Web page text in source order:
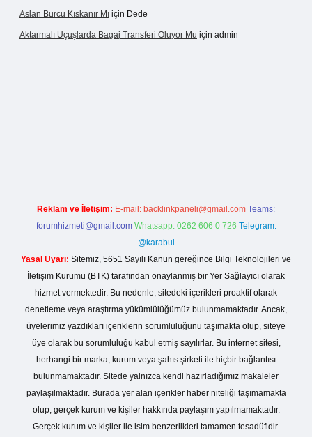
Aslan Burcu Kıskanır Mı için Dede
Aktarmalı Uçuşlarda Bagaj Transferi Oluyor Mu için admin
Reklam ve İletişim: E-mail: backlinkpaneli@gmail.com Teams:
forumhizmeti@gmail.com Whatsapp: 0262 606 0 726 Telegram:
@karabul
Yasal Uyarı: Sitemiz, 5651 Sayılı Kanun gereğince Bilgi Teknolojileri ve
İletişim Kurumu (BTK) tarafından onaylanmış bir Yer Sağlayıcı olarak
hizmet vermektedir. Bu nedenle, sitedeki içerikleri proaktif olarak
denetleme veya araştırma yükümlülüğümüz bulunmamaktadır. Ancak,
üyelerimiz yazdıkları içeriklerin sorumluluğunu taşımakta olup, siteye
üye olarak bu sorumluluğu kabul etmiş sayılırlar. Bu internet sitesi,
herhangi bir marka, kurum veya şahıs şirketi ile hiçbir bağlantısı
bulunmamaktadır. Sitede yalnızca kendi hazırladığımız makaleler
paylaşılmaktadır. Burada yer alan içerikler haber niteliği taşımamakta
olup, gerçek kurum ve kişiler hakkında paylaşım yapılmamaktadır.
Gerçek kurum ve kişiler ile isim benzerlikleri tamamen tesadüfidir.